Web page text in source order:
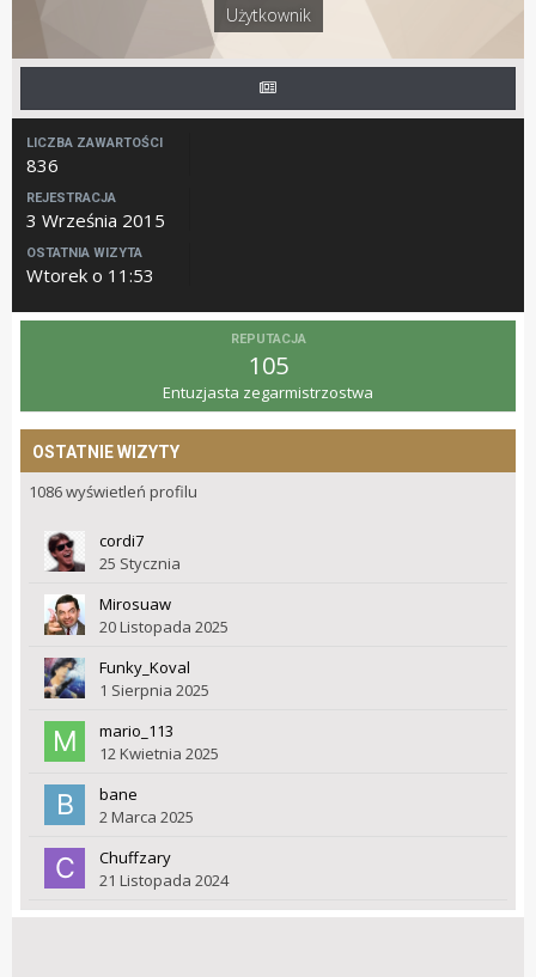
Użytkownik
LICZBA ZAWARTOŚCI
836
REJESTRACJA
3 Września 2015
OSTATNIA WIZYTA
Wtorek o 11:53
REPUTACJA
105
Entuzjasta zegarmistrzostwa
OSTATNIE WIZYTY
1086 wyświetleń profilu
cordi7
25 Stycznia
Mirosuaw
20 Listopada 2025
Funky_Koval
1 Sierpnia 2025
mario_113
12 Kwietnia 2025
bane
2 Marca 2025
Chuffzary
21 Listopada 2024